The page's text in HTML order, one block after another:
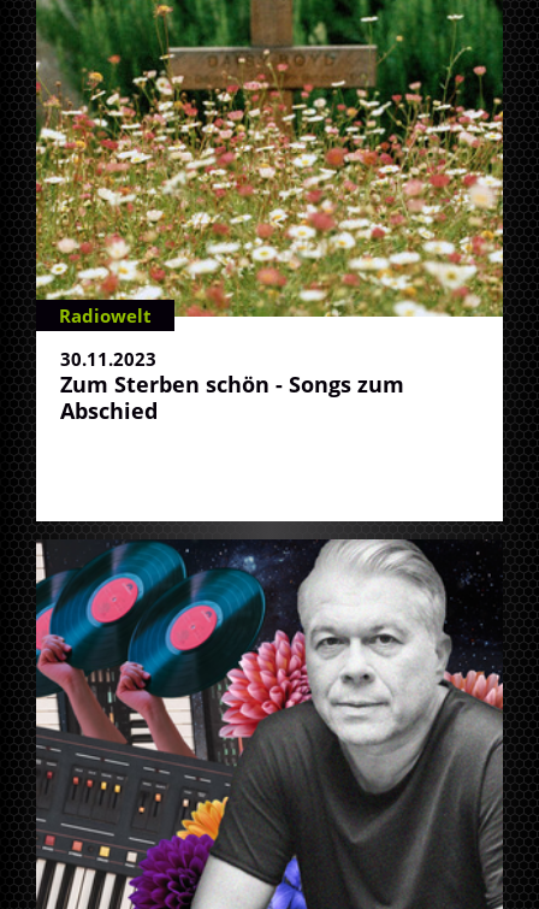
Radiowelt
30.11.2023
Zum Sterben schön - Songs zum
Abschied